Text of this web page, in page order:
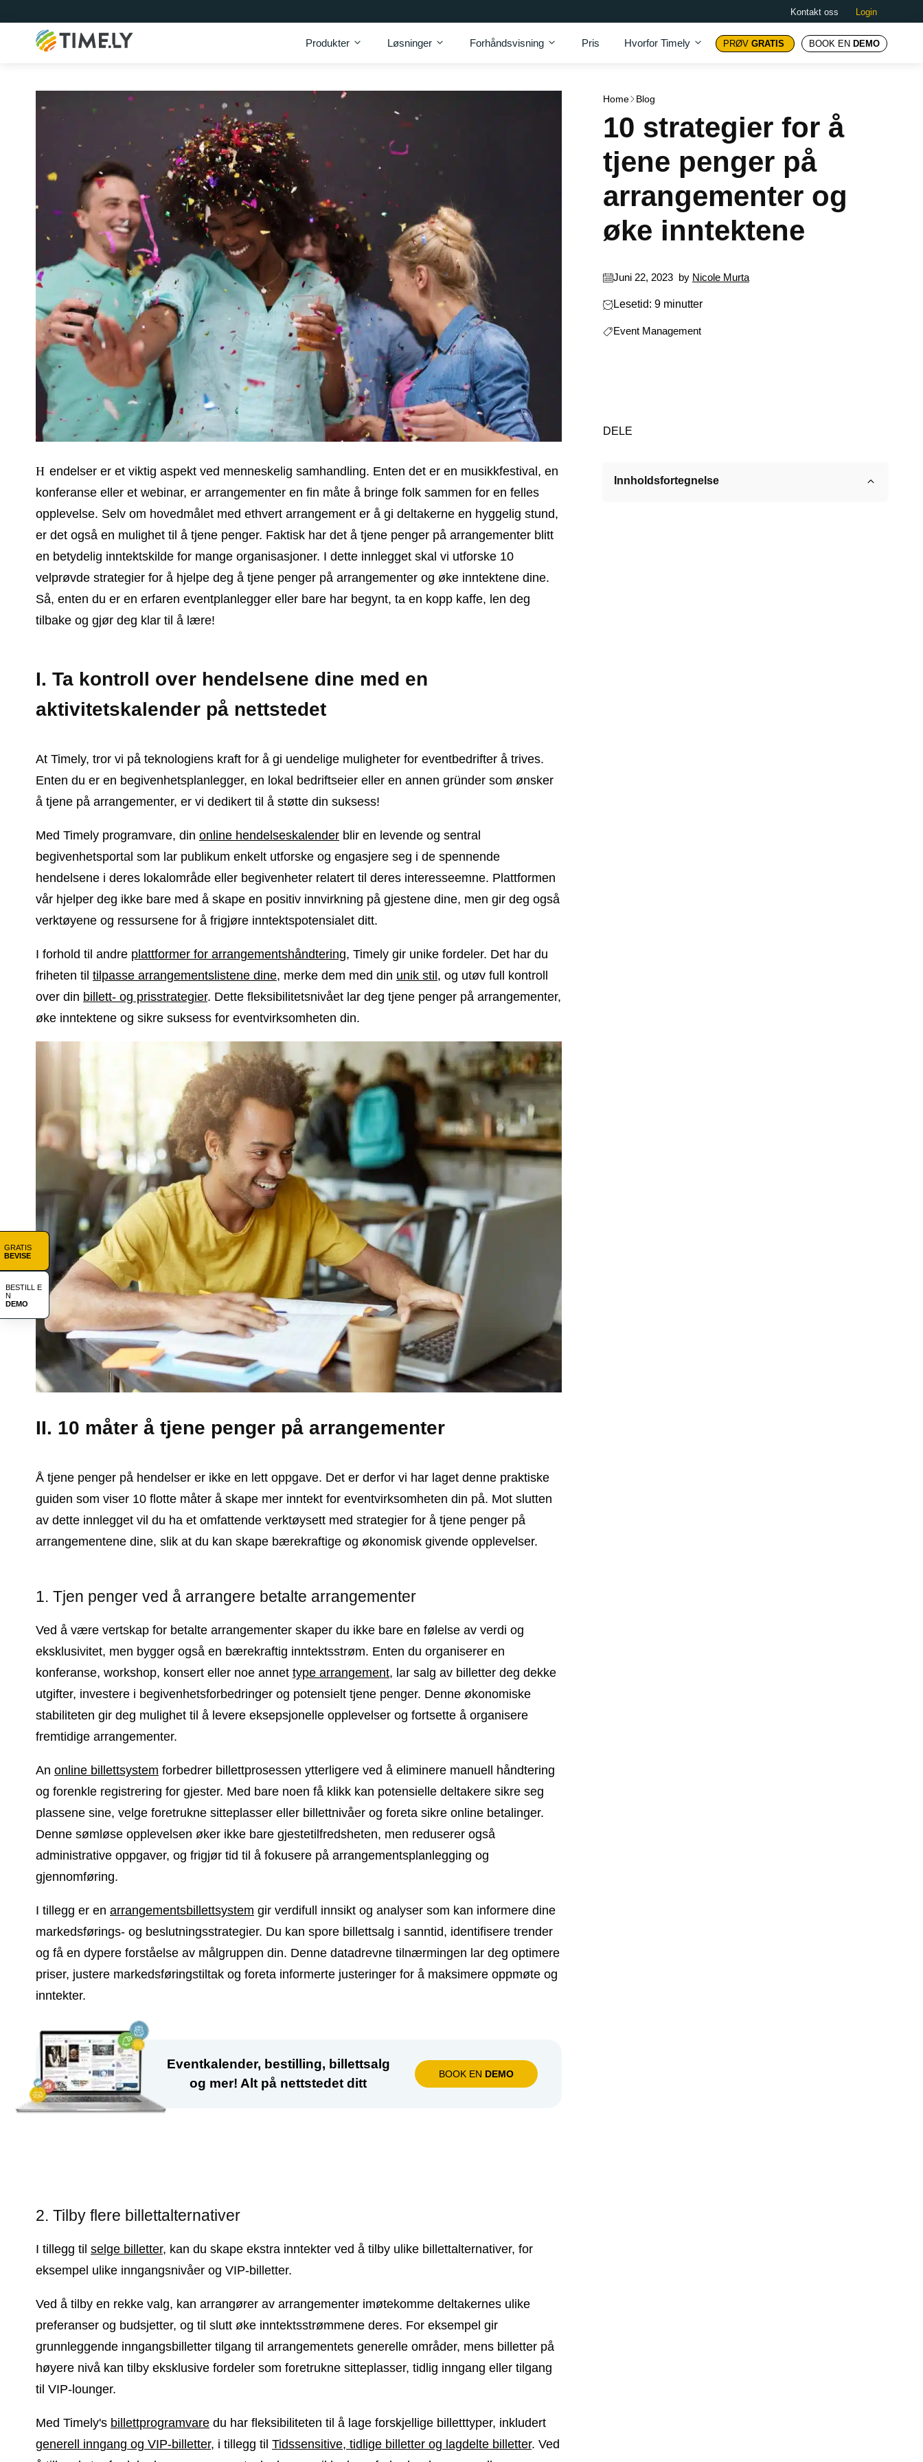
Kontakt oss Login
Timely
Produkter Løsninger Forhåndsvisning Pris Hvorfor Timely PRØV GRATIS BOOK EN DEMO
GRATIS
BEVISE
BESTILL E
N
DEMO
Home Blog
10 strategier for å
tjene penger på
arrangementer og
øke inntektene
Juni 22, 2023 by Nicole Murta
Lesetid: 9 minutter
Event Management
DELE
Hendelser er et viktig aspekt ved menneskelig samhandling. Enten det er en musikkfestival, en
konferanse eller et webinar, er arrangementer en fin måte å bringe folk sammen for en felles
opplevelse. Selv om hovedmålet med ethvert arrangement er å gi deltakerne en hyggelig stund,
er det også en mulighet til å tjene penger. Faktisk har det å tjene penger på arrangementer blitt
en betydelig inntektskilde for mange organisasjoner. I dette innlegget skal vi utforske 10
velprøvde strategier for å hjelpe deg å tjene penger på arrangementer og øke inntektene dine.
Så, enten du er en erfaren eventplanlegger eller bare har begynt, ta en kopp kaffe, len deg
tilbake og gjør deg klar til å lære!
I. Ta kontroll over hendelsene dine med en
aktivitetskalender på nettstedet
At Timely, tror vi på teknologiens kraft for å gi uendelige muligheter for eventbedrifter å trives.
Enten du er en begivenhetsplanlegger, en lokal bedriftseier eller en annen gründer som ønsker
å tjene på arrangementer, er vi dedikert til å støtte din suksess!
Med Timely programvare, din online hendelseskalender blir en levende og sentral
begivenhetsportal som lar publikum enkelt utforske og engasjere seg i de spennende
hendelsene i deres lokalområde eller begivenheter relatert til deres interesseemne. Plattformen
vår hjelper deg ikke bare med å skape en positiv innvirkning på gjestene dine, men gir deg også
verktøyene og ressursene for å frigjøre inntektspotensialet ditt.
I forhold til andre plattformer for arrangementshåndtering, Timely gir unike fordeler. Det har du
friheten til tilpasse arrangementslistene dine, merke dem med din unik stil , og utøv full kontroll
over din billett- og prisstrategier. Dette fleksibilitetsnivået lar deg tjene penger på arrangementer,
øke inntektene og sikre suksess for eventvirksomheten din.
II. 10 måter å tjene penger på arrangementer
Å tjene penger på hendelser er ikke en lett oppgave. Det er derfor vi har laget denne praktiske
guiden som viser 10 flotte måter å skape mer inntekt for eventvirksomheten din på. Mot slutten
av dette innlegget vil du ha et omfattende verktøysett med strategier for å tjene penger på
arrangementene dine, slik at du kan skape bærekraftige og økonomisk givende opplevelser.
1. Tjen penger ved å arrangere betalte arrangementer
Ved å være vertskap for betalte arrangementer skaper du ikke bare en følelse av verdi og
eksklusivitet, men bygger også en bærekraftig inntektsstrøm. Enten du organiserer en
konferanse, workshop, konsert eller noe annet type arrangement, lar salg av billetter deg dekke
utgifter, investere i begivenhetsforbedringer og potensielt tjene penger. Denne økonomiske
stabiliteten gir deg mulighet til å levere eksepsjonelle opplevelser og fortsette å organisere
fremtidige arrangementer.
An online billettsystem forbedrer billettprosessen ytterligere ved å eliminere manuell håndtering
og forenkle registrering for gjester. Med bare noen få klikk kan potensielle deltakere sikre seg
plassene sine, velge foretrukne sitteplasser eller billettnivåer og foreta sikre online betalinger.
Denne sømløse opplevelsen øker ikke bare gjestetilfredsheten, men reduserer også
administrative oppgaver, og frigjør tid til å fokusere på arrangementsplanlegging og
gjennomføring.
I tillegg er en arrangementsbillettsystem gir verdifull innsikt og analyser som kan informere dine
markedsførings- og beslutningsstrategier. Du kan spore billettsalg i sanntid, identifisere trender
og få en dypere forståelse av målgruppen din. Denne datadrevne tilnærmingen lar deg optimere
priser, justere markedsføringstiltak og foreta informerte justeringer for å maksimere oppmøte og
inntekter.
Eventkalender, bestilling, billettsalg
og mer! Alt på nettstedet ditt
BOOK EN DEMO
2. Tilby flere billettalternativer
I tillegg til selge billetter, kan du skape ekstra inntekter ved å tilby ulike billettalternativer, for
eksempel ulike inngangsnivåer og VIP-billetter.
Ved å tilby en rekke valg, kan arrangører av arrangementer imøtekomme deltakernes ulike
preferanser og budsjetter, og til slutt øke inntektsstrømmene deres. For eksempel gir
grunnleggende inngangsbilletter tilgang til arrangementets generelle områder, mens billetter på
høyere nivå kan tilby eksklusive fordeler som foretrukne sitteplasser, tidlig inngang eller tilgang
til VIP-lounger.
Med Timely's billettprogramvare du har fleksibiliteten til å lage forskjellige billetttyper, inkludert
generell inngang og VIP-billetter, i tillegg til Tidssensitive, tidlige billetter og lagdelte billetter. Ved
Innholdsfortegnelse